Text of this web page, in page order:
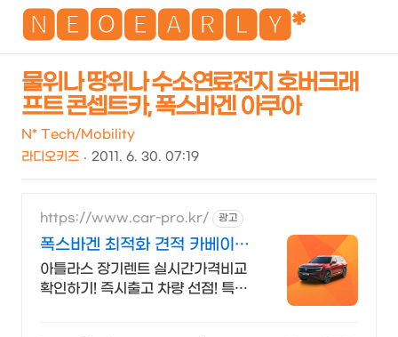
🅽🅴🅾🅴🅰🆁🅻🆈*
물위나 땅위나 수소연료전지 호버크래
프트 콘셉트카, 폭스바겐 아쿠아
N* Tech/Mobility
라디오키즈
2011. 6. 30. 07:19
https://www.car-pro.kr/ 광고
폭스바겐 최적화 견적 카베이
폭스바겐 특가차량 무료견적
아틀라스 장기렌트 실시간가격비교
확인하기! 즉시출고 차량 선점! 특가